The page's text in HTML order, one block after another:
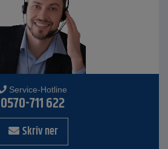
Service-Hotline
0570-711 622
Skriv ner